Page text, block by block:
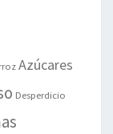
Azúcares
Desperdicio